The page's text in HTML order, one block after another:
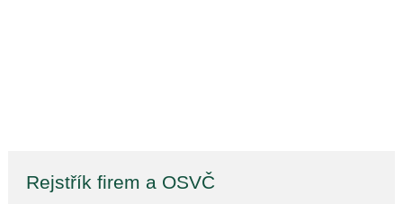
Rejstřík firem a OSVČ